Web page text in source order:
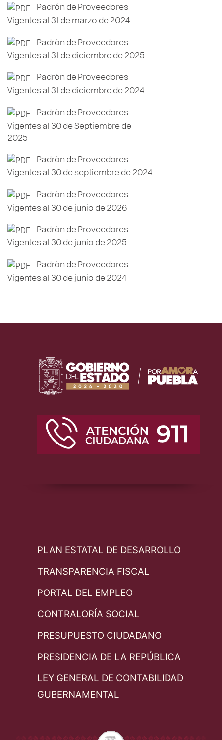
Padrón de Proveedores
Vigentes al 31 de marzo de 2024
Padrón de Proveedores
Vigentes al 31 de diciembre de 2025
Padrón de Proveedores
Vigentes al 31 de diciembre de 2024
Padrón de Proveedores
Vigentes al 30 de Septiembre de
2025
Padrón de Proveedores
Vigentes al 30 de septiembre de 2024
Padrón de Proveedores
Vigentes al 30 de junio de 2026
Padrón de Proveedores
Vigentes al 30 de junio de 2025
Padrón de Proveedores
Vigentes al 30 de junio de 2024
PLAN ESTATAL DE DESARROLLO
TRANSPARENCIA FISCAL
PORTAL DEL EMPLEO
CONTRALORÍA SOCIAL
PRESUPUESTO CIUDADANO
PRESIDENCIA DE LA REPÚBLICA
LEY GENERAL DE CONTABILIDAD
GUBERNAMENTAL